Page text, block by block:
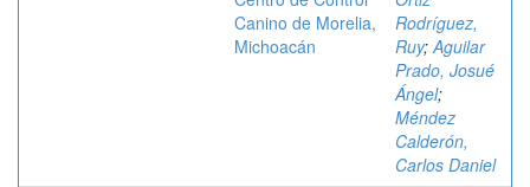
Canino de Morelia,
Michoacán
Rodríguez,
Ruy;Aguilar
Prado, Josué
Ángel;
Méndez
Calderón,
Carlos Daniel